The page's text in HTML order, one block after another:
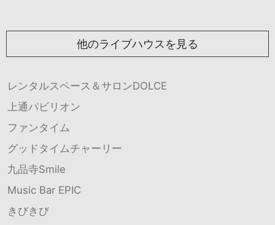
他のライブハウスを見る
レンタルスペース＆サロンDOLCE
上通パビリオン
ファンタイム
グッドタイムチャーリー
九品寺Smile
Music Bar EPIC
きびきび